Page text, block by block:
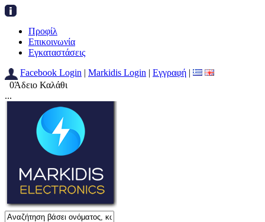
Προφίλ
Επικοινωνία
Εγκαταστάσεις
Facebook Login | Markidis Login | Εγγραφή |
0Άδειο Καλάθι
...